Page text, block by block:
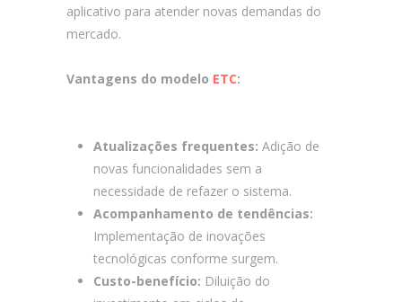
aplicativo para atender novas demandas do
mercado.
Vantagens do modelo ETC:
Atualizações frequentes: Adição de
novas funcionalidades sem a
necessidade de refazer o sistema.
Acompanhamento de tendências:
Implementação de inovações
tecnológicas conforme surgem.
Custo-benefício: Diluição do